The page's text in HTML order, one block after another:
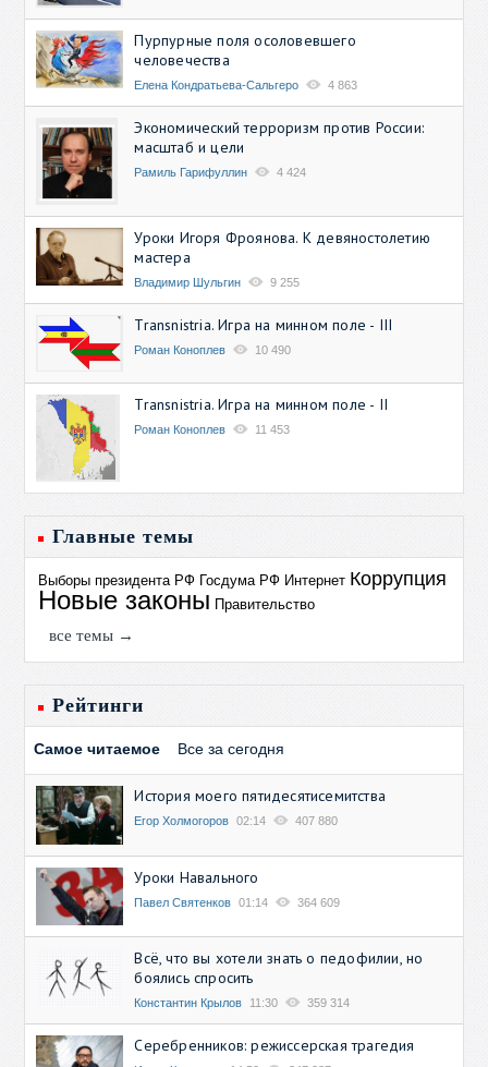
Пурпурные поля осоловевшего
человечества
Елена Кондратьева-Сальгеро 4 863
Экономический терроризм против России:
масштаб и цели
Рамиль Гарифуллин 4 424
Уроки Игоря Фроянова. К девяностолетию
мастера
Владимир Шульгин 9 255
Transnistria. Игра на минном поле - III
Роман Коноплев 10 490
Transnistria. Игра на минном поле - II
Роман Коноплев 11 453
Главные темы
Выборы президента РФ Госдума РФ Интернет Коррупция
Новые законы Правительство
все темы →
Рейтинги
Самое читаемое Все за сегодня
История моего пятидесятисемитства
Егор Холмогоров 02:14 407 880
Уроки Навального
Павел Святенков 01:14 364 609
Всё, что вы хотели знать о педофилии, но
боялись спросить
Константин Крылов 11:30 359 314
Серебренников: режиссерская трагедия